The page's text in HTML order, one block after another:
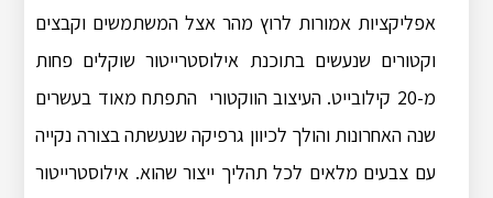
אפליקציות אמורות לרוץ מהר אצל המשתמשים וקבצים
וקטורים שנעשים בתוכנת אילוסטרייטור שוקלים פחות
מ-20 קילובייט. העיצוב הווקטורי התפתח מאוד בעשרים
שנה האחרונות והולך לכיוון גרפיקה שנעשתה בצורה נקייה
עם צבעים מלאים לכל תהליך ייצור שהוא. אילוסטרייטור